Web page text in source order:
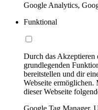
Google Analytics,
Funktional
Durch das
grundlegenden
bereitstellen und dir
Webseite
dieser Webseite
Google Tag Manager,